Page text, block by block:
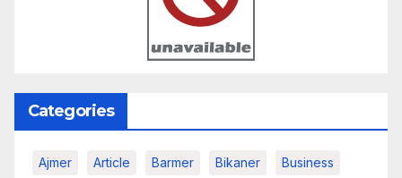
Categories
Ajmer Article Barmer Bikaner Business